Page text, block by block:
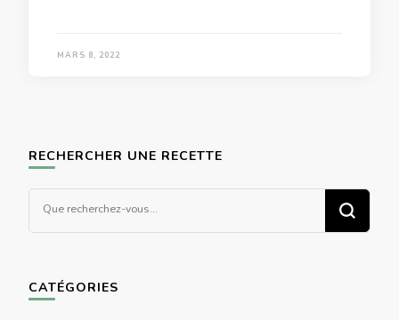
MARS 8, 2022
RECHERCHER UNE RECETTE
CATÉGORIES